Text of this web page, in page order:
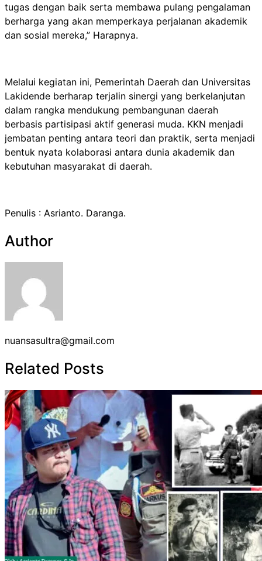
tugas dengan baik serta membawa pulang pengalaman
berharga yang akan memperkaya perjalanan akademik
dan sosial mereka,” Harapnya.
Melalui kegiatan ini, Pemerintah Daerah dan Universitas
Lakidende berharap terjalin sinergi yang berkelanjutan
dalam rangka mendukung pembangunan daerah
berbasis partisipasi aktif generasi muda. KKN menjadi
jembatan penting antara teori dan praktik, serta menjadi
bentuk nyata kolaborasi antara dunia akademik dan
kebutuhan masyarakat di daerah.
Penulis : Asrianto. Daranga.
Author
nuansasultra@gmail.com
Related Posts